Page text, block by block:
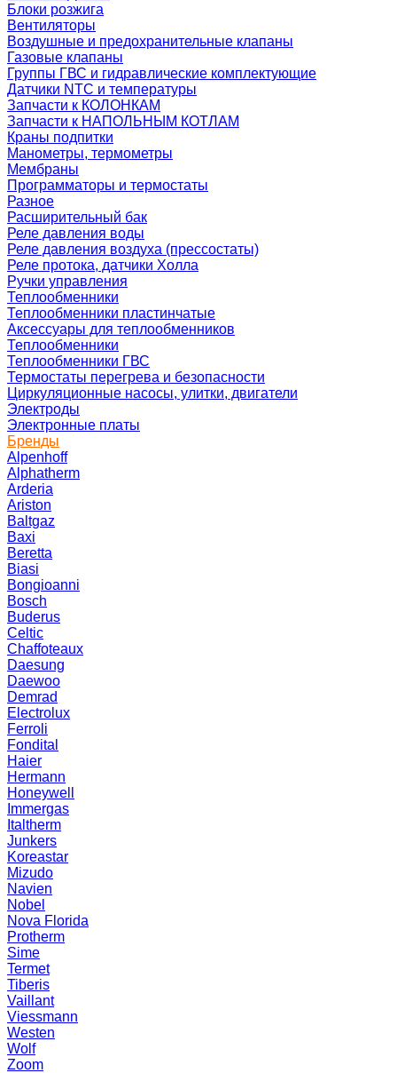
Блоки розжига
Вентиляторы
Воздушные и предохранительные клапаны
Газовые клапаны
Группы ГВС и гидравлические комплектующие
Датчики NTC и температуры
Запчасти к КОЛОНКАМ
Запчасти к НАПОЛЬНЫМ КОТЛАМ
Краны подпитки
Манометры, термометры
Мембраны
Программаторы и термостаты
Разное
Расширительный бак
Реле давления воды
Реле давления воздуха (прессостаты)
Реле протока, датчики Холла
Ручки управления
Теплообменники
Теплообменники пластинчатые
Аксессуары для теплообменников
Теплообменники
Теплообменники ГВС
Термостаты перегрева и безопасности
Циркуляционные насосы, улитки, двигатели
Электроды
Электронные платы
Бренды
Alpenhoff
Alphatherm
Arderia
Ariston
Baltgaz
Baxi
Beretta
Biasi
Bongioanni
Bosch
Buderus
Celtic
Chaffoteaux
Daesung
Daewoo
Demrad
Electrolux
Ferroli
Fondital
Haier
Hermann
Honeywell
Immergas
Italtherm
Junkers
Koreastar
Mizudо
Navien
Nobel
Nova Florida
Protherm
Sime
Termet
Tiberis
Vaillant
Viessmann
Westen
Wolf
Zoom